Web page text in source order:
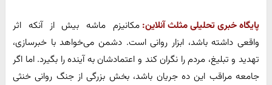
پایگاه خبری تحلیلی مثلث آنلاین: مکانیزم ماشه بیش از آنکه اثر
واقعی داشته باشد، ابزار روانی است. دشمن می‌خواهد با خبرسازی،
تهدید و تبلیغ، مردم را نگران کند و اعتمادشان به آینده را بگیرد. اما اگر
جامعه مراقب این ده جریان باشد، بخش بزرگی از جنگ روانی خنثی